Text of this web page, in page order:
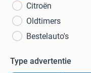
Citroën
Oldtimers
Bestelauto's
Type advertentie